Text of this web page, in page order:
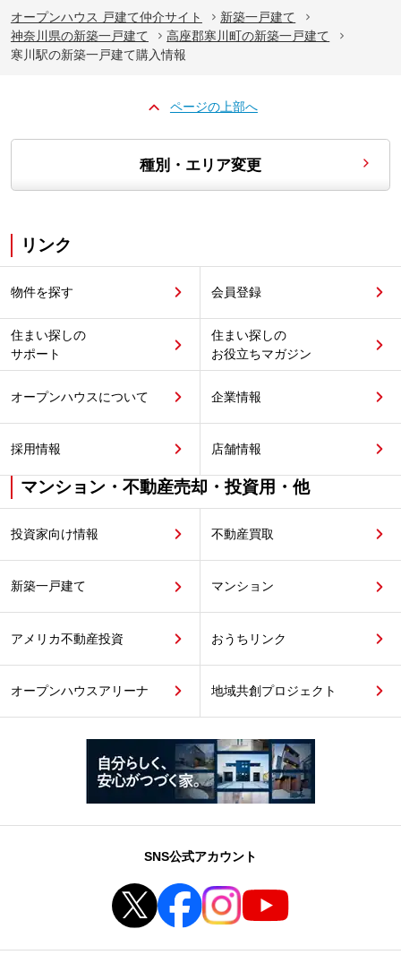
オープンハウス 戸建て仲介サイト
新築一戸建て
神奈川県の新築一戸建て
高座郡寒川町の新築一戸建て
寒川駅の新築一戸建て購入情報
ページの上部へ
種別・エリア変更
リンク
物件を探す 会員登録
住まい探しの
サポート
住まい探しの
お役立ちマガジン
オープンハウスについて 企業情報
採用情報 店舗情報
マンション・不動産売却・投資用・他
投資家向け情報 不動産買取
新築一戸建て マンション
アメリカ不動産投資 おうちリンク
オープンハウスアリーナ 地域共創プロジェクト
SNS公式アカウント